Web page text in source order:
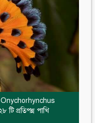
( Onychorhynchus
টি প্রতিপন্ন পাখি